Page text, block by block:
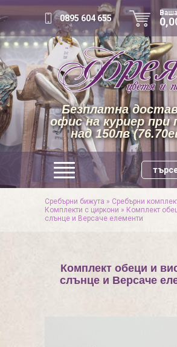
0895 604 655
Безплатна
офис на куриер при
над 150лв
Сребърни бижута » Сребърни
Комплекти с циркони » Комплект
слънце и Версаче елементи
Комплект обеци и
слънце и Версаче